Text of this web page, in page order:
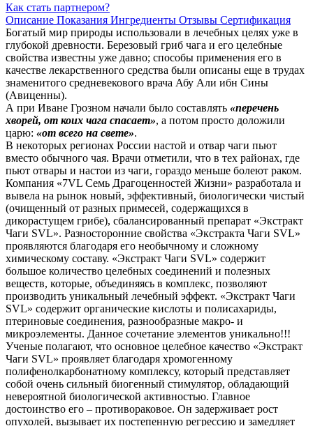
Как стать партнером?
Описание Показания Ингредиенты Отзывы Сертификация
Богатый мир природы использовали в лечебных целях уже в
глубокой древности. Березовый гриб чага и его целебные
свойства известны уже давно; способы применения его в
качестве лекарственного средства были описаны еще в трудах
знаменитого средневекового врача Абу Али ибн Сины
(Авиценны).
А при Иване Грозном начали было составлять «перечень
хворей, от коих чага спасает», а потом просто доложили
царю: «от всего на свете».
В некоторых регионах России настой и отвар чаги пьют
вместо обычного чая. Врачи отметили, что в тех районах, где
пьют отвары и настои из чаги, гораздо меньше болеют раком.
Компания «7VL Семь Драгоценностей Жизни» разработала и
вывела на рынок новый, эффективный, биологически чистый
(очищенный от разных примесей, содержащихся в
дикорастущем грибе), сбалансированный препарат «Экстракт
Чаги SVL». Разносторонние свойства «Экстракта Чаги SVL»
проявляются благодаря его необычному и сложному
химическому составу. «Экстракт Чаги SVL» содержит
большое количество целебных соединений и полезных
веществ, которые, объединяясь в комплекс, позволяют
производить уникальный лечебный эффект. «Экстракт Чаги
SVL» содержит органические кислоты и полисахариды,
птериновые соединения, разнообразные макро- и
микроэлементы. Данное сочетание элементов уникально!!!
Ученые полагают, что основное целебное качество «Экстракт
Чаги SVL» проявляет благодаря хромогенному
полифенолкарбонатному комплексу, который представляет
собой очень сильный биогенный стимулятор, обладающий
невероятной биологической активностью. Главное
достоинство его – противораковое. Он задерживает рост
опухолей, вызывает их постепенную регрессию и замедляет